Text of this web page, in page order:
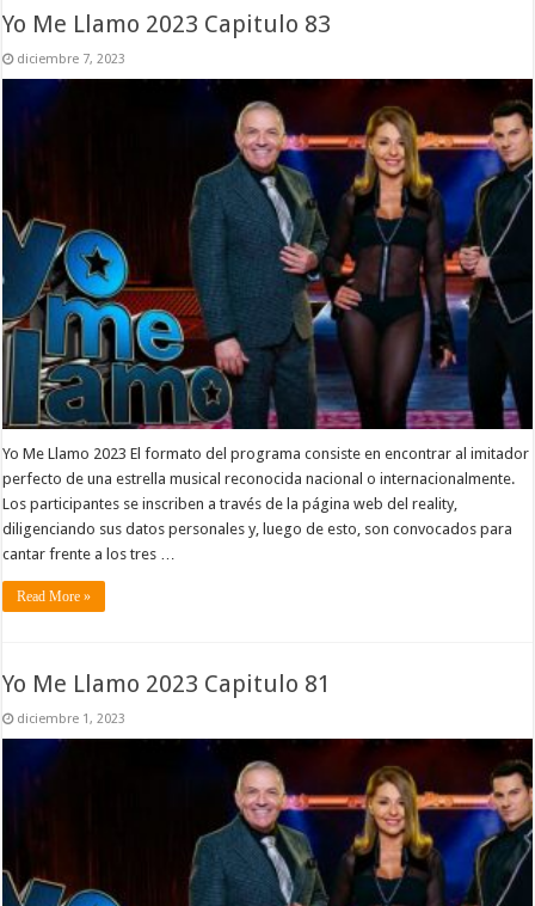
Yo Me Llamo 2023 Capitulo 83
diciembre 7, 2023
Yo Me Llamo 2023 El formato del programa consiste en encontrar al imitador
perfecto de una estrella musical reconocida nacional o internacionalmente.
Los participantes se inscriben a través de la página web del reality,
diligenciando sus datos personales y, luego de esto, son convocados para
cantar frente a los tres …
Read More »
Yo Me Llamo 2023 Capitulo 81
diciembre 1, 2023